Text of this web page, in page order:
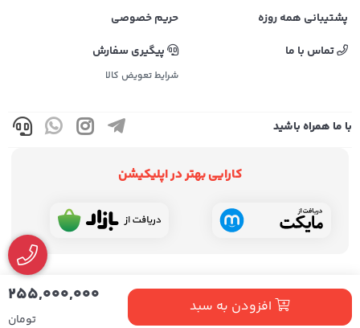
افزودن به سبد 255,000,000
تومان
پشتیبانی همه روزه
حریم خصوصی
تماس با ما
پیگیری سفارش
شرایط تعویض کالا
با ما همراه باشید
کارایی بهتر در اپلیکیشن